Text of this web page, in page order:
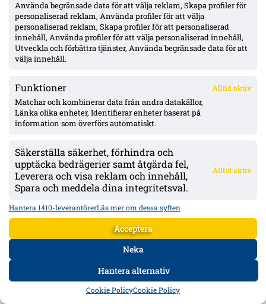
Använda begränsade data för att välja reklam, Skapa profiler för
personaliserad reklam, Använda profiler för att välja
personaliserad reklam, Skapa profiler för att personaliserad
innehåll, Använda profiler för att välja personaliserad innehåll,
Utveckla och förbättra tjänster, Använda begränsade data för att
välja innehåll.
Funktioner Alltid aktiv
Matchar och kombinerar data från andra datakällor,
Länka olika enheter, Identifierar enheter baserat på
information som överförs automatiskt.
Säkerställa säkerhet, förhindra och
upptäcka bedrägerier samt åtgärda fel,
Leverera och visa reklam och innehåll,
Spara och meddela dina integritetsval.
Alltid aktiv
Hantera 1410-leverantörerLäs mer om dessa syften
Acceptera
Neka
Hantera alternativ
Cookie PolicyCookie Policy
aug 7, 2026 kl. 12:55
Uppgifter: Mjällby budar på Sebastian Hansen
(Odds BK) – kontrakt till 2027
Mjällby AIF har lagt ett bud på Odds BK:s 19-årige
målvakt Sebastian Hansen, enligt TV2 och
Bud inlämnat på Sebastian Hansen. Ingen uppgift
Målvakt, 19, tillhör Odds BK i norska andraligan.
Kontrakt till och med säsongen 2027.
DATA FORUM